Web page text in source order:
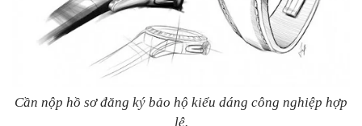
Cần nộp hồ sơ đăng ký bảo hộ kiểu dáng công nghiệp hợp
lệ.